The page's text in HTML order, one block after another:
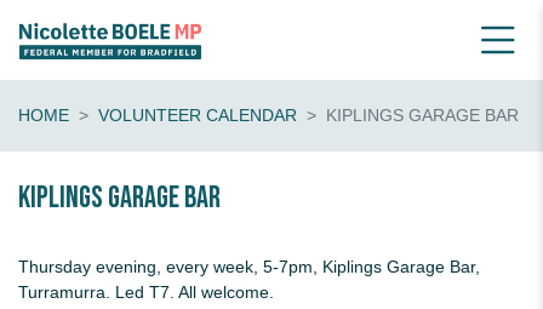
HOME VOLUNTEER CALENDAR KIPLINGS GARAGE BAR
Kiplings Garage Bar
Thursday evening, every week, 5-7pm, Kiplings Garage Bar,
Turramurra. Led T7. All welcome.